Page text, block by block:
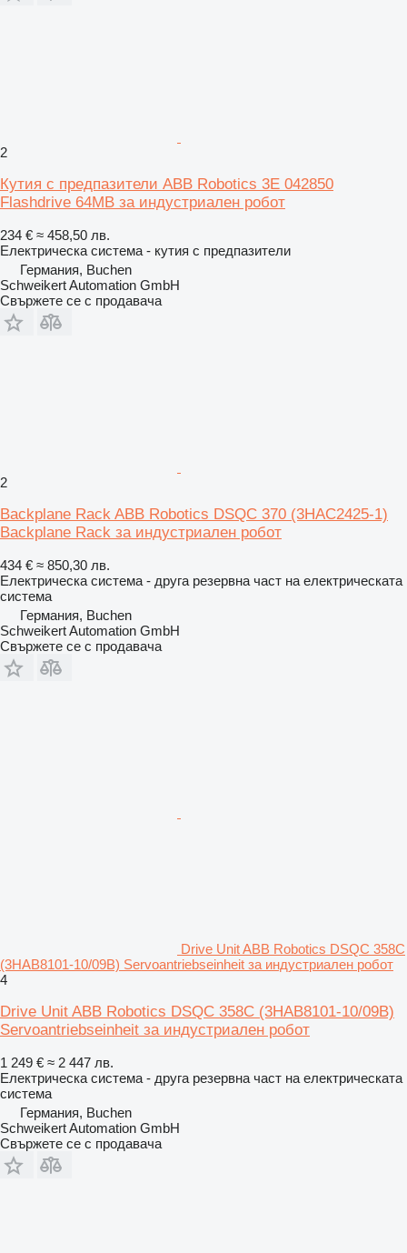
2
Кутия с предпазители ABB Robotics 3E 042850
Flashdrive 64MB за индустриален робот
234 € ≈ 458,50 лв.
Електрическа система - кутия с предпазители
Германия, Buchen
Schweikert Automation GmbH
Свържете се с продавача
2
Backplane Rack ABB Robotics DSQC 370 (3HAC2425-1)
Backplane Rack за индустриален робот
434 € ≈ 850,30 лв.
Електрическа система - друга резервна част на електрическата
система
Германия, Buchen
Schweikert Automation GmbH
Свържете се с продавача
Drive Unit ABB Robotics DSQC 358C
(3HAB8101-10/09B) Servoantriebseinheit за индустриален робот
4
Drive Unit ABB Robotics DSQC 358C (3HAB8101-10/09B)
Servoantriebseinheit за индустриален робот
1 249 € ≈ 2 447 лв.
Електрическа система - друга резервна част на електрическата
система
Германия, Buchen
Schweikert Automation GmbH
Свържете се с продавача